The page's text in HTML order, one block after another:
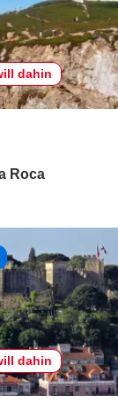
dahin
Roca
dahin